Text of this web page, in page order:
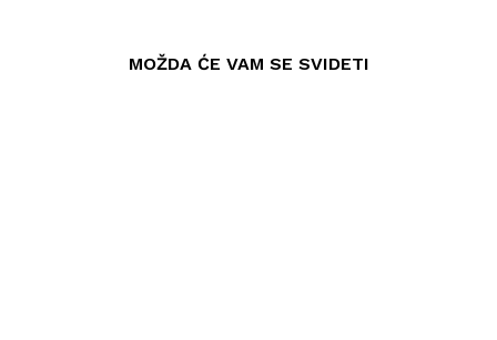
MOŽDA ĆE VAM SE SVIDETI